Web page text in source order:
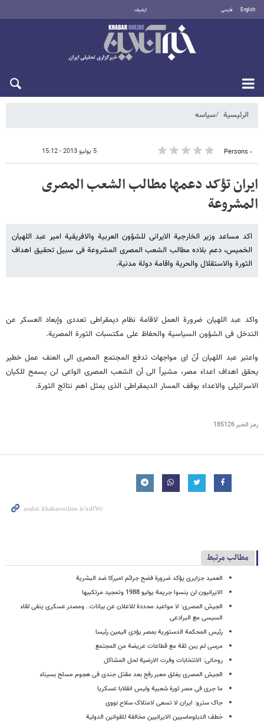
English فارسی أرشيف
الرئيسية سیاسه
٠ Persons 5 يوليو 2013 - 15:12
ایران تؤکد دعمها مطالب الشعب المصری
المشروعة
اکد مساعد وزیر الخارجیة الایرانی للشؤون العربیة والافریقیة امیر عبد اللهیان
الخمیس، دعم بلاده مطالب الشعب المصری المشروعة فی سبیل تحقیق اهداف
الثورة والاستقلال والحریة واقامة دولة مدنیة.
واکد عبد اللهیان ضرورة العمل لاقامة نظام دیمقراطی تعددی وإبعاد العسکر عن
التدخل فی الشؤون السیاسیة والحفاظ على مکتسبات الثورة المصریة.
واعتبر عبد اللهیان أنّ ای مواجهات تدفع المجتمع المصری الى العنف عمل خطیر
یحقق اهداف اعداء مصر، مشیراً الى أن الشعب المصری الواعی لن یسمح للکیان
الاسرائیلی والاعداء بوقف المسار الدیمقراطی الذی یمثل اهم نتائج الثورة.
رمز الخبر185126
مطالب مرتبط
العمید جزایری یؤکد ضرورة فضح جرائم امیرکا ضد البشریة
الایرانیون لن ینسوا جریمة یولیو 1988 وتمجید مرتکبیها
الجیش المصری: لا مواعید محددة للاعلان عن بیانات.. ومصدر عسکری ینفی لقاء
السیسی مع البرادعی
رئیس المحکمة الدستوریة بمصر یؤدی الیمین رئیسا
مرسی لم یبن ثقة مع قطاعات عریضة من المجتمع
روحانی: الانتخابات وفرت الارضیة لحل المشاکل
الجیش المصری یغلق معبر رفح بعد مقتل جندی فی هجوم مسلح بسیناء
ما جرى فی مصر ثورة شعبیة ولیس انقلابا عسکریا
جاک سترو: ایران لا تسعى لامتلاک سلاح نووی
خطف الدبلوماسیین الایرانیین مخالفة للقوانین الدولیة